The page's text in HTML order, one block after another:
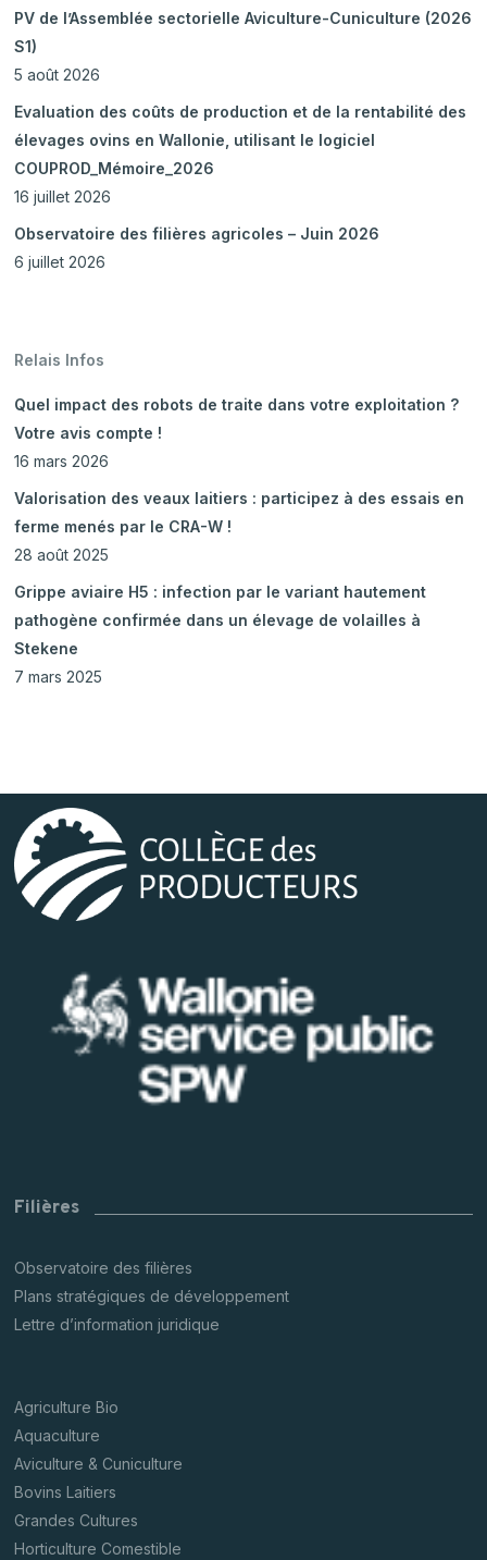
PV de l’Assemblée sectorielle Aviculture-Cuniculture (2026
S1)
5 août 2026
Evaluation des coûts de production et de la rentabilité des
élevages ovins en Wallonie, utilisant le logiciel
COUPROD_Mémoire_2026
16 juillet 2026
Observatoire des filières agricoles – Juin 2026
6 juillet 2026
Relais Infos
Quel impact des robots de traite dans votre exploitation ?
Votre avis compte !
16 mars 2026
Valorisation des veaux laitiers : participez à des essais en
ferme menés par le CRA-W !
28 août 2025
Grippe aviaire H5 : infection par le variant hautement
pathogène confirmée dans un élevage de volailles à
Stekene
7 mars 2025
Filières
Observatoire des filières
Plans stratégiques de développement
Lettre d’information juridique
Agriculture Bio
Aquaculture
Aviculture & Cuniculture
Bovins Laitiers
Grandes Cultures
Horticulture Comestible